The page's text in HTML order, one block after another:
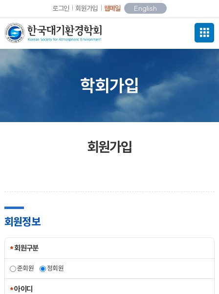
로그인 회원가입 웹메일 English
학회가입
회원가입
회원정보
*회원구분
준회원 정회원
*아이디